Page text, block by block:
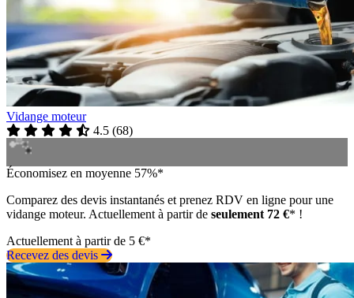
Vidange moteur
4.5 (68)
Économisez en moyenne 57%*
Comparez des devis instantanés et prenez RDV en ligne pour une
vidange moteur. Actuellement à partir de seulement 72 €* !
Actuellement à partir de 5 €*
Recevez des devis